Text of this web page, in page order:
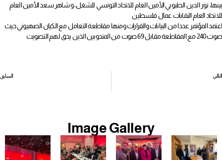
بينها، نور الدين الطبوبي الأمين العام للاتحاد التونسي للشغل، و شاهر سعد الأمين العام
للاتحاد العام النقابات عمال فلسطين
اعتمد المؤتمر عددا من البيانات والقرارات ومنها مقاطعة التعامل مع الكيان الصهيوني حيث
صوت 240 مع المقاطعة مقابل 69 صوت من المندوبين الذين يحق لهم التصويت
السابق التالي
Image Gallery